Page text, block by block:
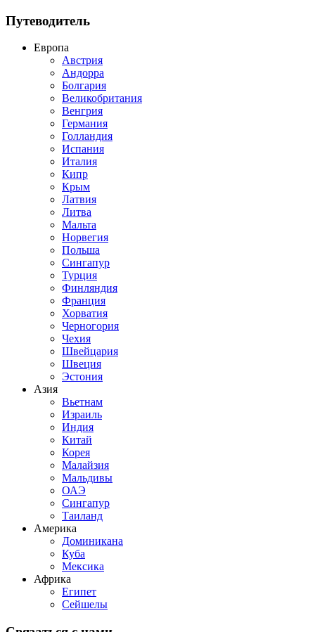
Путеводитель
Европа
Австрия
Андорра
Болгария
Великобритания
Венгрия
Германия
Голландия
Испания
Италия
Кипр
Крым
Латвия
Литва
Мальта
Норвегия
Польша
Сингапур
Турция
Финляндия
Франция
Хорватия
Черногория
Чехия
Швейцария
Швеция
Эстония
Азия
Вьетнам
Израиль
Индия
Китай
Корея
Малайзия
Мальдивы
ОАЭ
Сингапур
Таиланд
Америка
Доминикана
Куба
Мексика
Африка
Египет
Сейшелы